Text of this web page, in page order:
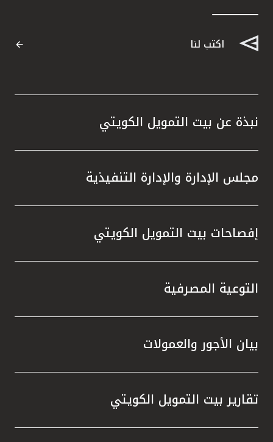
اكتب لنا
نبذة عن بيت التمويل الكويتي
مجلس الإدارة والإدارة التنفيذية
إفصاحات بيت التمويل الكويتي
التوعية المصرفية
بيان الأجور والعمولات
تقارير بيت التمويل الكويتي